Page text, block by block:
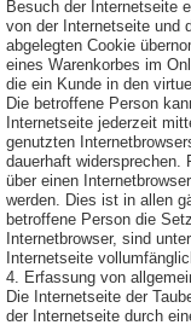
Besuch der Internetseite
von der Internetseite und
abgelegten Cookie
eines Warenkorbes im
die ein Kunde in den
Die betroffene Person
Internetseite jederzeit
genutzten
dauerhaft widersprechen.
über einen
werden. Dies ist in allen
betroffene Person die
Internetbrowser, sind
Internetseite
4. Erfassung von
Die Internetseite der
der Internetseite durch